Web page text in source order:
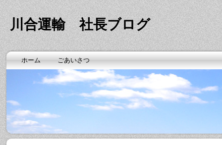
川合運輸 社長ブログ
ホーム ごあいさつ